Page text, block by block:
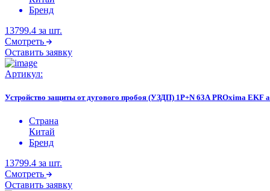
Бренд
13799.4 за шт.
Смотреть
Оставить заявку
Артикул:
Устройство защиты от дугового пробоя (УЗДП) 1P+N 63А PROxima EKF
Страна
Китай
Бренд
13799.4 за шт.
Смотреть
Оставить заявку